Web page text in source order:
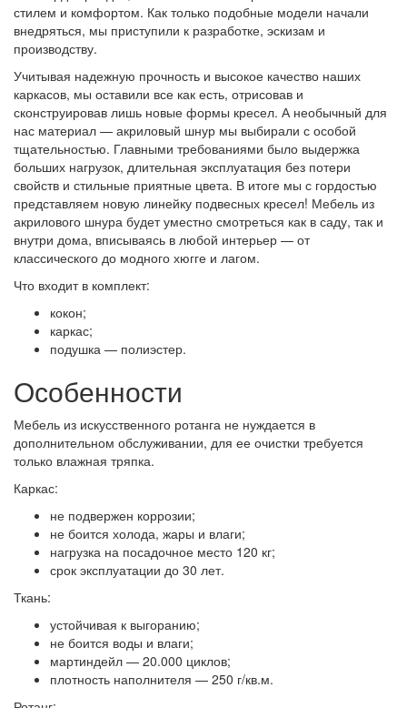
стилем и комфортом. Как только подобные модели начали
внедряться, мы приступили к разработке, эскизам и
производству.
Учитывая надежную прочность и высокое качество наших
каркасов, мы оставили все как есть, отрисовав и
сконструировав лишь новые формы кресел. А необычный для
нас материал — акриловый шнур мы выбирали с особой
тщательностью. Главными требованиями было выдержка
больших нагрузок, длительная эксплуатация без потери
свойств и стильные приятные цвета. В итоге мы с гордостью
представляем новую линейку подвесных кресел! Мебель из
акрилового шнура будет уместно смотреться как в саду, так и
внутри дома, вписываясь в любой интерьер — от
классического до модного хюгге и лагом.
Что входит в комплект:
кокон;
каркас;
подушка — полиэстер.
Особенности
Мебель из искусственного ротанга не нуждается в
дополнительном обслуживании, для ее очистки требуется
только влажная тряпка.
Каркас:
не подвержен коррозии;
не боится холода, жары и влаги;
нагрузка на посадочное место 120 кг;
срок эксплуатации до 30 лет.
Ткань:
устойчивая к выгоранию;
не боится воды и влаги;
мартиндейл — 20.000 циклов;
плотность наполнителя — 250 г/кв.м.